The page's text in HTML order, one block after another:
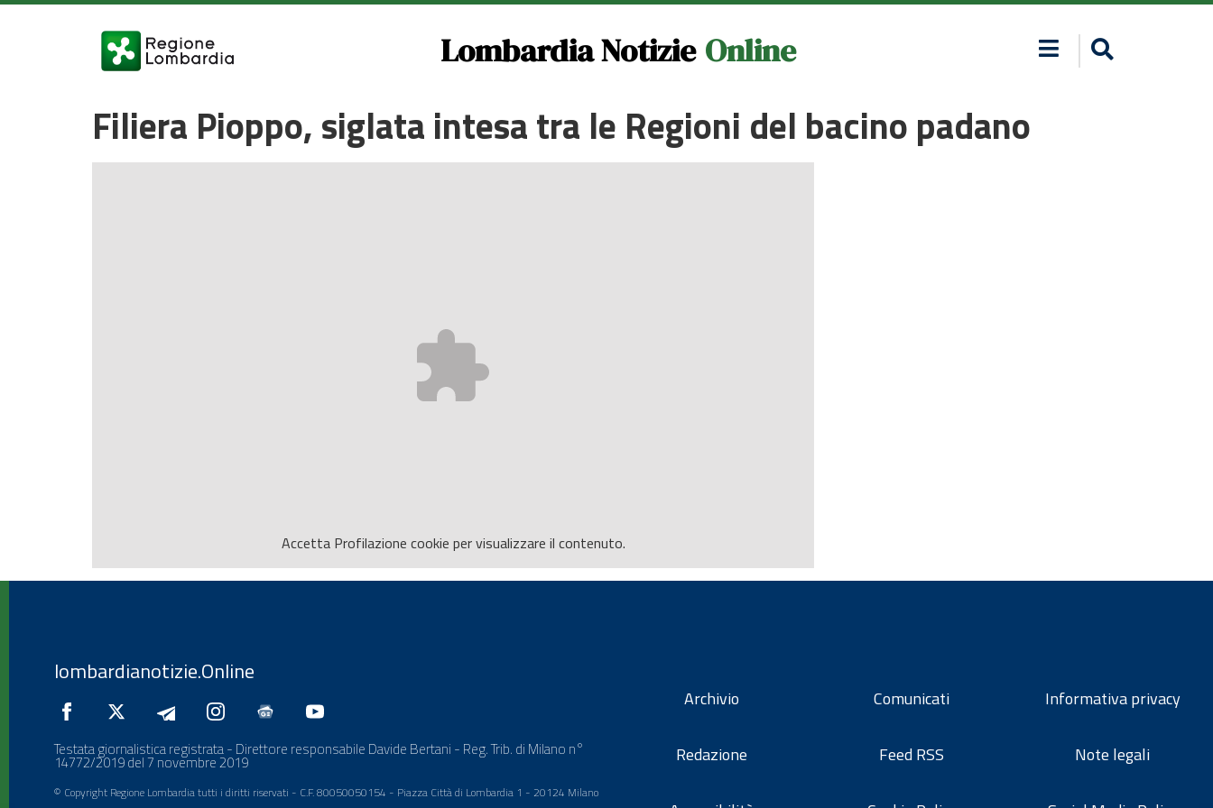
Lombardia Notizie Online
Filiera Pioppo, siglata intesa tra le Regioni del bacino padano
Accetta Profilazione cookie per visualizzare il contenuto.
lombardianotizie.Online
Testata giornalistica registrata - Direttore responsabile Davide Bertani - Reg. Trib. di Milano n°
14772/2019 del 7 novembre 2019
© Copyright Regione Lombardia tutti i diritti riservati - C.F. 80050050154 - Piazza Città di Lombardia 1 - 20124 Milano
Archivio
Redazione
Comunicati
Feed RSS
Informativa privacy
Note legali